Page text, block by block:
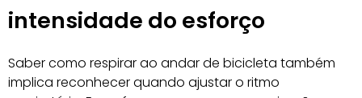
intensidade do esforço
Saber como respirar ao andar de bicicleta também
implica reconhecer quando ajustar o ritmo